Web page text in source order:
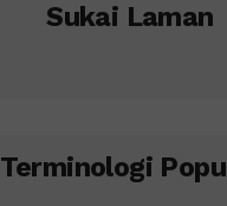
Sukai Laman
Terminologi